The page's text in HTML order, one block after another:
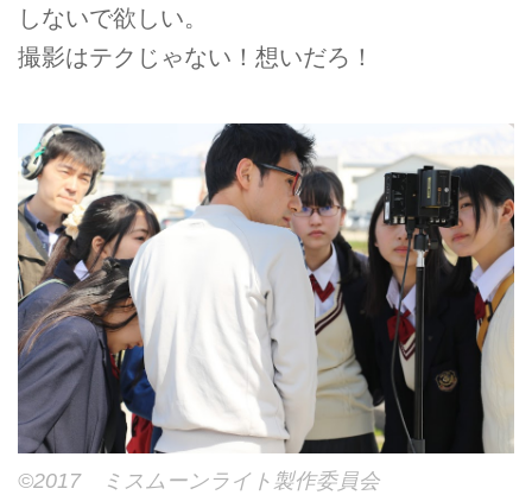
しないで欲しい。
撮影はテクじゃない！想いだろ！
©2017 ミスムーンライト製作委員会